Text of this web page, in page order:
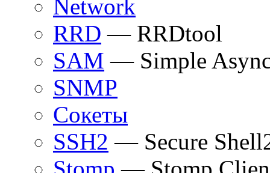
Network
RRD — RRDtool
SAM — Simple
SNMP
Сокеты
SSH2 — Secure